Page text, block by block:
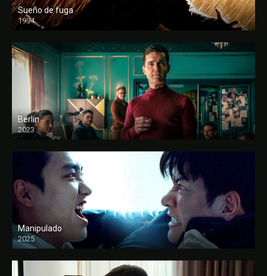
Sueño de fuga
1994
FULL HD
Berlín
2023
Manipulado
2025